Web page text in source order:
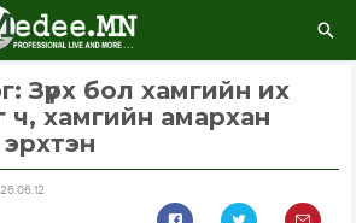
Зүрх бол хамгийн их
ч, хамгийн амархан